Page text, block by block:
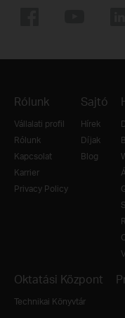
Rólunk
Vállalati profil
Rólunk
Kapcsolat
Karrier
Privacy Policy
Sajtó
Hírek
Díjak
Blog
Oktatási Központ
Technikai Könyvtár